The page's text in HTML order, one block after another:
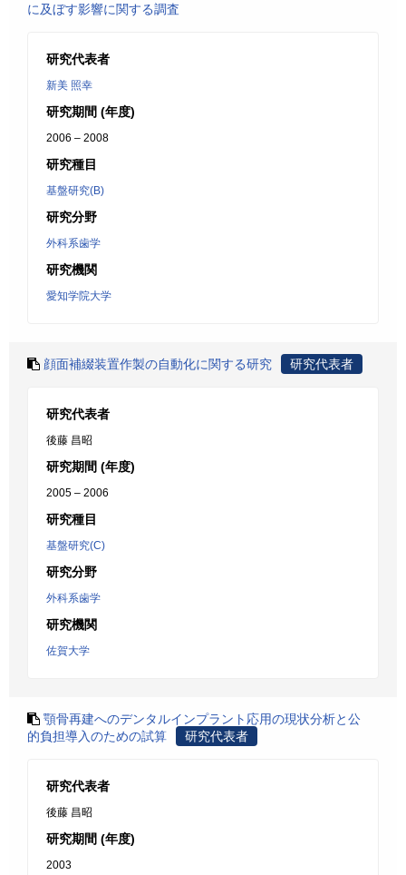
に及ぼす影響に関する調査
研究代表者
新美 照幸
研究期間 (年度)
2006 – 2008
研究種目
基盤研究(B)
研究分野
外科系歯学
研究機関
愛知学院大学
顔面補綴装置作製の自動化に関する研究 研究代表者
研究代表者
後藤 昌昭
研究期間 (年度)
2005 – 2006
研究種目
基盤研究(C)
研究分野
外科系歯学
研究機関
佐賀大学
顎骨再建へのデンタルインプラント応用の現状分析と公
的負担導入のための試算
研究代表者
研究代表者
後藤 昌昭
研究期間 (年度)
2003